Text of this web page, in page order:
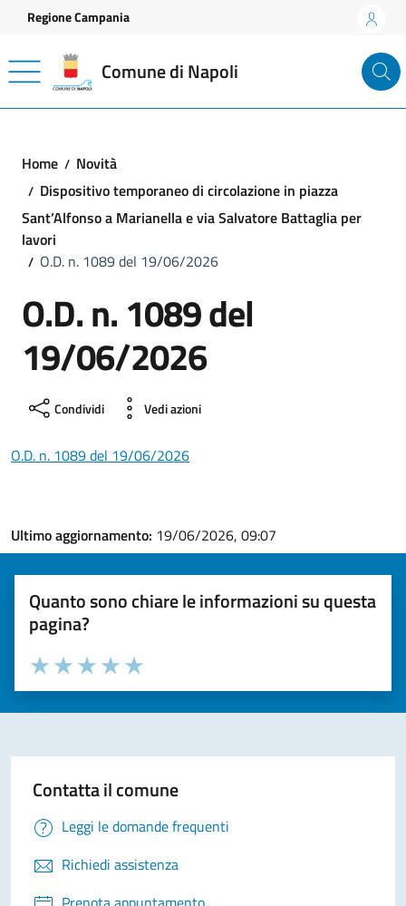
Vai ai contenuti
Vai al footer
Regione Campania
Comune di Napoli
Home
Novità
Dispositivo temporaneo di circolazione in piazza
Sant’Alfonso a Marianella e via Salvatore Battaglia per
lavori
O.D. n. 1089 del 19/06/2026
O.D. n. 1089 del
19/06/2026
Condividi Vedi azioni
O.D. n. 1089 del 19/06/2026
Ultimo aggiornamento: 19/06/2026, 09:07
Quanto sono chiare le informazioni su questa
pagina?
Valuta la chiarezza delle informazioni (da 1 a 5 stelle)
Seleziona il numero di stelle per valutare la chiarezza delle
Valuta 5 stelle su 5
Valuta 4 stelle su 5
Valuta 3 stelle su 5
Valuta 2 stelle su 5
Valuta 1 stelle su 5
Contatta il comune
Leggi le domande frequenti
Richiedi assistenza